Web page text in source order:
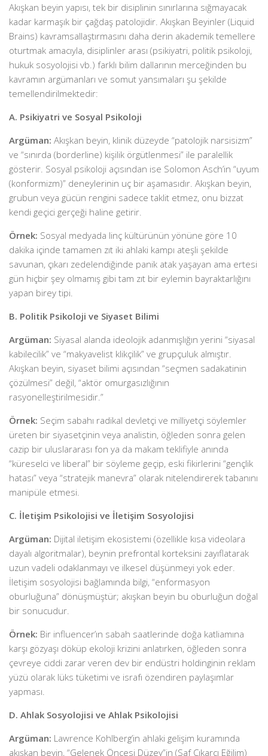
Akışkan beyin yapısı, tek bir disiplinin sınırlarına sığmayacak
kadar karmaşık bir çağdaş patolojidir. Akışkan Beyinler (Liquid
Brains) kavramsallaştırmasını daha derin akademik temellere
oturtmak amacıyla, disiplinler arası (psikiyatri, politik psikoloji,
hukuk sosyolojisi vb.) farklı bilim dallarının merceğinden bu
kavramın argümanları ve somut yansımaları şu şekilde
temellendirilmektedir:
A. Psikiyatri ve Sosyal Psikoloji
Argüman: Akışkan beyin, klinik düzeyde “patolojik narsisizm”
ve “sınırda (borderline) kişilik örgütlenmesi” ile paralellik
gösterir. Sosyal psikoloji açısından ise Solomon Asch’in “uyum
(konformizm)” deneylerinin uç bir aşamasıdır. Akışkan beyin,
grubun veya gücün rengini sadece taklit etmez, onu bizzat
kendi geçici gerçeği haline getirir.
Örnek: Sosyal medyada linç kültürünün yönüne göre 10
dakika içinde tamamen zıt iki ahlaki kampı ateşli şekilde
savunan, çıkarı zedelendiğinde panik atak yaşayan ama ertesi
gün hiçbir şey olmamış gibi tam zıt bir eylemin bayraktarlığını
yapan birey tipi.
B. Politik Psikoloji ve Siyaset Bilimi
Argüman: Siyasal alanda ideolojik adanmışlığın yerini “siyasal
kabilecilik” ve “makyavelist klikçilik” ve grupçuluk almıştır.
Akışkan beyin, siyaset bilimi açısından “seçmen sadakatinin
çözülmesi” değil, “aktör omurgasızlığının
rasyonelleştirilmesidir.”
Örnek: Seçim sabahı radikal devletçi ve milliyetçi söylemler
üreten bir siyasetçinin veya analistin, öğleden sonra gelen
cazip bir uluslararası fon ya da makam teklifiyle anında
“küreselci ve liberal” bir söyleme geçip, eski fikirlerini “gençlik
hatası” veya “stratejik manevra” olarak nitelendirerek tabanını
manipüle etmesi.
C. İletişim Psikolojisi ve İletişim Sosyolojisi
Argüman: Dijital iletişim ekosistemi (özellikle kısa videolara
dayalı algoritmalar), beynin prefrontal korteksini zayıflatarak
uzun vadeli odaklanmayı ve ilkesel düşünmeyi yok eder.
İletişim sosyolojisi bağlamında bilgi, “enformasyon
oburluğuna” dönüşmüştür; akışkan beyin bu oburluğun doğal
bir sonucudur.
Örnek: Bir influencer’ın sabah saatlerinde doğa katliamına
karşı gözyaşı döküp ekoloji krizini anlatırken, öğleden sonra
çevreye ciddi zarar veren dev bir endüstri holdinginin reklam
yüzü olarak lüks tüketimi ve israfı özendiren paylaşımlar
yapması.
D. Ahlak Sosyolojisi ve Ahlak Psikolojisi
Argüman: Lawrence Kohlberg’in ahlaki gelişim kuramında
akışkan beyin, “Gelenek Öncesi Düzey”in (Saf Çıkarcı Eğilim)